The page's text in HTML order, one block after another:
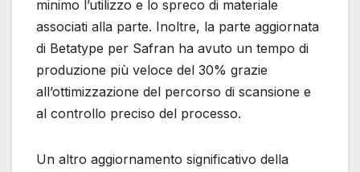
minimo l’utilizzo e lo spreco di materiale
associati alla parte. Inoltre, la parte aggiornata
di Betatype per Safran ha avuto un tempo di
produzione più veloce del 30% grazie
all’ottimizzazione del percorso di scansione e
al controllo preciso del processo.
Un altro aggiornamento significativo della